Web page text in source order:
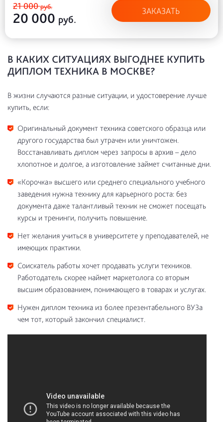
21 000руб.
20 000 руб.
ЗАКАЗАТЬ
В КАКИХ СИТУАЦИЯХ ВЫГОДНЕЕ КУПИТЬ
ДИПЛОМ ТЕХНИКА В МОСКВЕ?
В жизни случаются разные ситуации, и удостоверение лучше
купить, если:
Оригинальный документ техника советского образца или
другого государства был утрачен или уничтожен.
Восстанавливать диплом через запросы в архив – дело
хлопотное и долгое, а изготовление займет считанные дни.
«Корочка» высшего или среднего специального учебного
заведения нужна технику для карьерного роста: без
документа даже талантливый техник не сможет посещать
курсы и тренинги, получить повышение.
Нет желания учиться в университете у преподавателей, не
имеющих практики.
Соискатель работы хочет продавать услуги техников.
Работодатель скорее наймет маркетолога со вторым
высшим образованием, понимающего в товарах и услугах.
Нужен диплом техника из более презентабельного ВУЗа
чем тот, который закончил специалист.